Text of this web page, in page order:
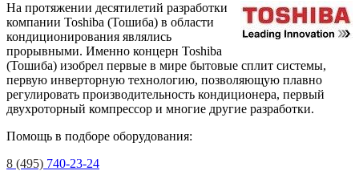
На протяжении десятилетий разработки
компании Toshiba (Тошиба) в области
кондиционирования являлись
прорывными. Именно концерн Toshiba
(Тошиба) изобрел первые в мире бытовые сплит системы,
первую инверторную технологию, позволяющую плавно
регулировать производительность кондиционера, первый
двухроторный компрессор и многие другие разработки.
Помощь в подборе оборудования:
8 (495) 740-23-24